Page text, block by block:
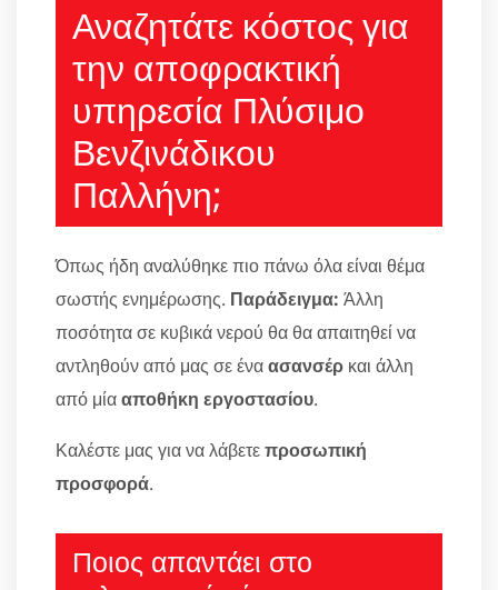
Αναζητάτε κόστος για
την αποφρακτική
υπηρεσία Πλύσιμο
Βενζινάδικου
Παλλήνη;
Όπως ήδη αναλύθηκε πιο πάνω όλα είναι θέμα
σωστής ενημέρωσης. Παράδειγμα: Άλλη
ποσότητα σε κυβικά νερού θα θα απαιτηθεί να
αντληθούν από μας σε έναασανσέρ και άλλη
από μίααποθήκη εργοστασίου.
Καλέστε μας για να λάβετεπροσωπική
προσφορά.
Ποιος απαντάει στο